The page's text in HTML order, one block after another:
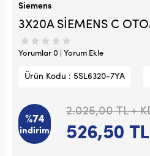
Siemens
3X20A SİEMENS C
Yorumlar 0 | Yorum Ekle
Ürün Kodu : 5SL6320-7YA
%74
indirim
2.025,00TL +
526,50